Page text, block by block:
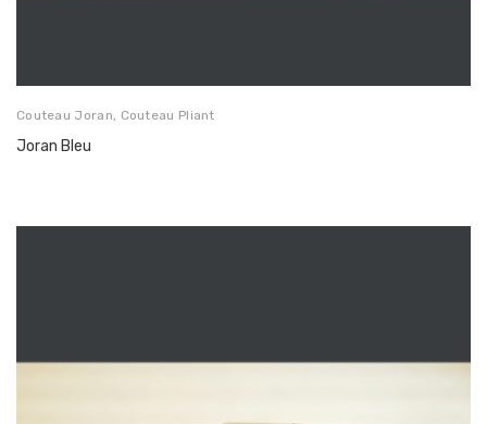
Couteau Joran, Couteau Pliant
Joran Bleu